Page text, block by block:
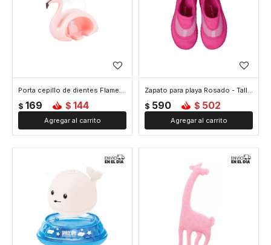
Porta cepillo de dientes Flamenco
$ 169 $ 144
Zapato para playa Rosado - Talle 5
$ 590 $ 502